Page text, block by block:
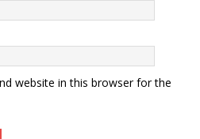
website in this browser for the